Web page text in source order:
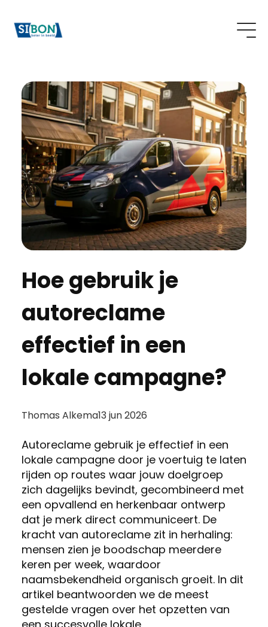
Hoe gebruik je
autoreclame
effectief in een
lokale campagne?
Posted
Thomas Alkema13 jun 2026
Autoreclame gebruik je effectief in een
lokale campagne door je voertuig te laten
rijden op routes waar jouw doelgroep
zich dagelijks bevindt, gecombineerd met
een opvallend en herkenbaar ontwerp
dat je merk direct communiceert. De
kracht van autoreclame zit in herhaling:
mensen zien je boodschap meerdere
keren per week, waardoor
naamsbekendheid organisch groeit. In dit
artikel beantwoorden we de meest
gestelde vragen over het opzetten van